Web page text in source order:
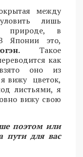
между
лишь
природе, в
В Японии это,
Такое
как
оно из
я вижу цветок,
листьями, я
вижу свою
поэтом или
пути для вас